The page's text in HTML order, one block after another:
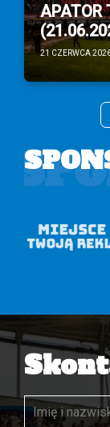
APATOR
21 CZERWCA